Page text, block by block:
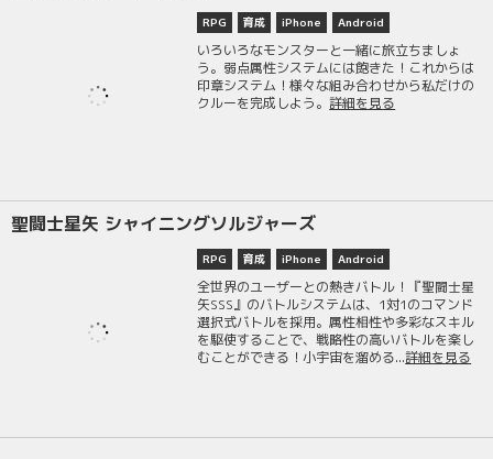
RPG 育成 iPhone Android
いろいろなモンスターと一緒に旅立ちましょ
う。弱点属性システムには飽きた！これからは
印章システム！様々な組み合わせから私だけの
クルーを完成しよう。詳細を見る
聖闘士星矢 シャイニングソルジャーズ
RPG 育成 iPhone Android
全世界のユーザーとの熱きバトル！『聖闘士星
矢SSS』のバトルシステムは、1対1のコマンド
選択式バトルを採用。属性相性や多彩なスキル
を駆使することで、戦略性の高いバトルを楽し
むことができる！小宇宙を溜める...詳細を見る